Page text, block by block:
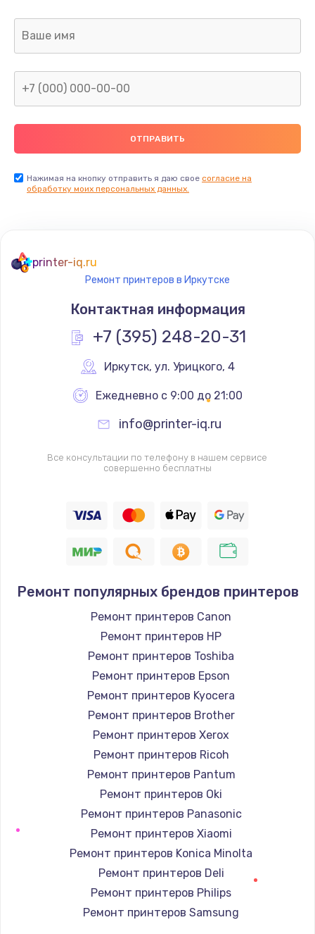
Заказать
Ремонт капиллярной трубки
400 руб.
Заказать
Замена термостата
1200 руб.
Заказать
Замена реле
700 руб.
Замена ТЭНа
2500 руб.
Замена шнура
1400 руб.
Заказать
Замена / ремонт электронного модуля
управления
600 руб.
Заказать
Замена конфорки
1100 руб.
Заказать
Замена платы сенсора
Заказать
Нажимая на кнопку отправить я даю свое согласие на
обработку моих персональных данных.
printer-iq.ru
Ремонт принтеров в Иркутске
Контактная информация
+7 (395) 248-20-31
Иркутск, ул. Урицкого, 4
Ежедневно с 9:00 до 21:00
info@printer-iq.ru
Все консультации по телефону в нашем сервисе
совершенно бесплатны
Ремонт популярных брендов принтеров
Ремонт принтеров Canon
Ремонт принтеров HP
Ремонт принтеров Toshiba
Ремонт принтеров Epson
Ремонт принтеров Kyocera
Ремонт принтеров Brother
Ремонт принтеров Xerox
Ремонт принтеров Ricoh
Ремонт принтеров Pantum
Ремонт принтеров Oki
Ремонт принтеров Panasonic
Ремонт принтеров Xiaomi
Ремонт принтеров Konica Minolta
Ремонт принтеров Deli
Ремонт принтеров Philips
Ремонт принтеров Samsung